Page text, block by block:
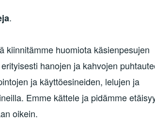
.
kiinnitämme huomiota käsienpesujen
hanojen ja kahvojen
ja käyttöesineiden, lelujen ja
Emme kättele ja pidämme
oikein.